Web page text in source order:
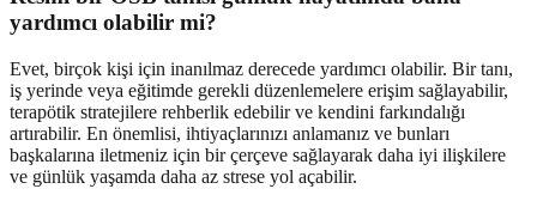
yardımcı olabilir mi?
Evet, birçok kişi için inanılmaz derecede yardımcı olabilir. Bir tanı,
iş yerinde veya eğitimde gerekli düzenlemelere erişim sağlayabilir,
terapötik stratejilere rehberlik edebilir ve kendini farkındalığı
artırabilir. En önemlisi, ihtiyaçlarınızı anlamanız ve bunları
başkalarına iletmeniz için bir çerçeve sağlayarak daha iyi ilişkilere
ve günlük yaşamda daha az strese yol açabilir.